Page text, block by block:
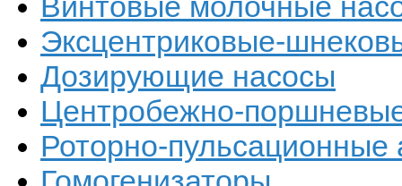
Эксцентриковые-
Дозирующие насосы
Центробежно-
Роторно-пульсационные